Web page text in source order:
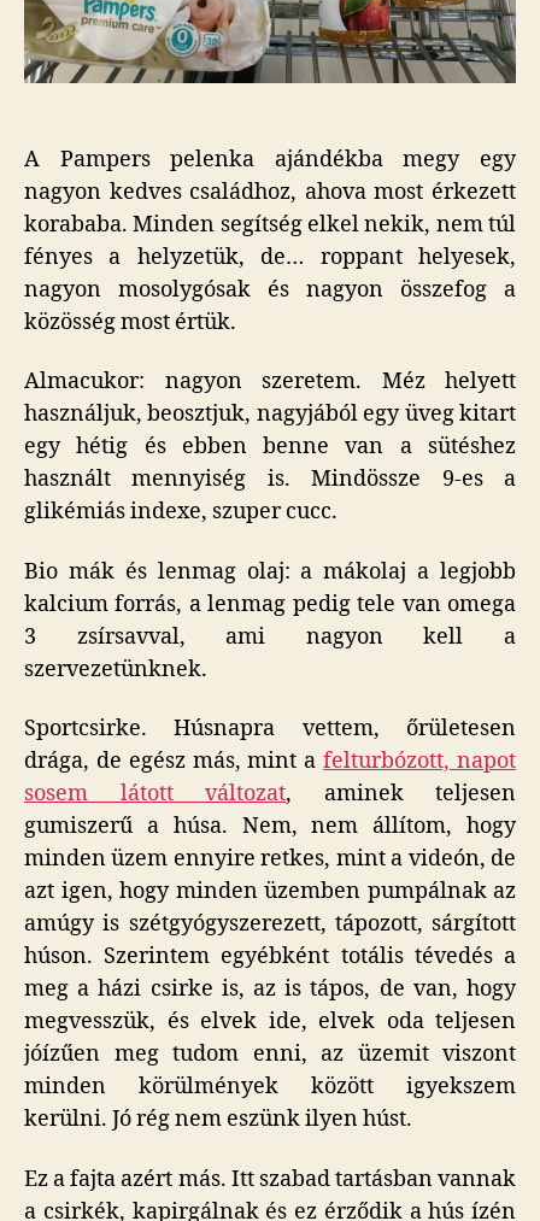
A Pampers pelenka ajándékba megy egy
nagyon kedves családhoz, ahova most érkezett
korababa. Minden segítség elkel nekik, nem túl
fényes a helyzetük, de… roppant helyesek,
nagyon mosolygósak és nagyon összefog a
közösség most értük.
Almacukor: nagyon szeretem. Méz helyett
használjuk, beosztjuk, nagyjából egy üveg kitart
egy hétig és ebben benne van a sütéshez
használt mennyiség is. Mindössze 9-es a
glikémiás indexe, szuper cucc.
Bio mák és lenmag olaj: a mákolaj a legjobb
kalcium forrás, a lenmag pedig tele van omega
3 zsírsavval, ami nagyon kell a
szervezetünknek.
Sportcsirke. Húsnapra vettem, őrületesen
drága, de egész más, mint afelturbózott, napot
sosem látott változat, aminek teljesen
gumiszerű a húsa. Nem, nem állítom, hogy
minden üzem ennyire retkes, mint a videón, de
azt igen, hogy minden üzemben pumpálnak az
amúgy is szétgyógyszerezett, tápozott, sárgított
húson. Szerintem egyébként totális tévedés a
meg a házi csirke is, az is tápos, de van, hogy
megvesszük, és elvek ide, elvek oda teljesen
jóízűen meg tudom enni, az üzemit viszont
minden körülmények között igyekszem
kerülni. Jó rég nem eszünk ilyen húst.
Ez a fajta azért más. Itt szabad tartásban vannak
a csirkék, kapirgálnak és ez érződik a hús ízén